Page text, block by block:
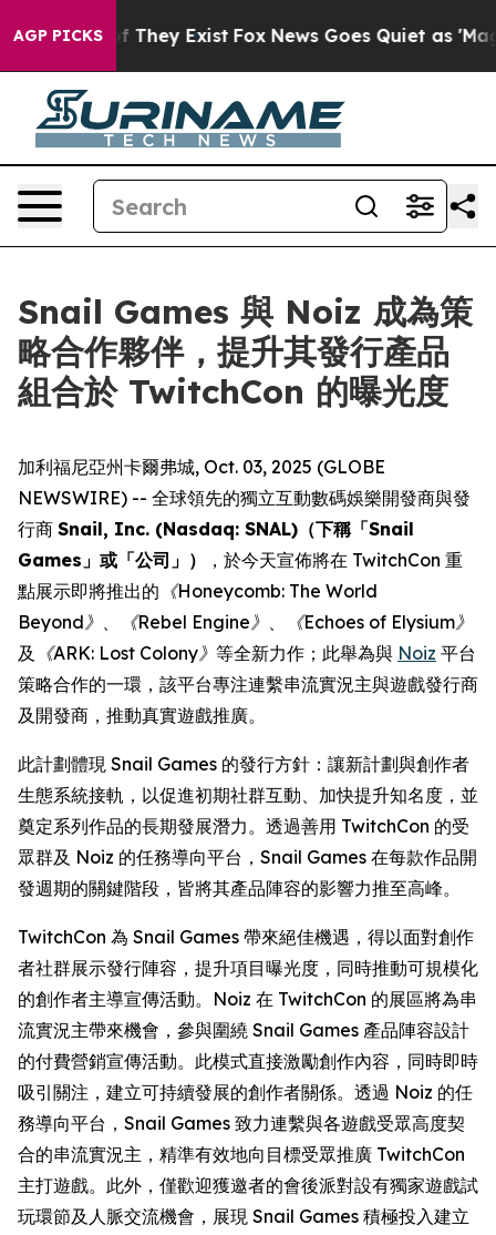
AGP PICKS
no Proof They Exist Fox News Goes Quiet as 'Maga
Snail Games 與 Noiz 成為策
略合作夥伴，提升其發行產品
組合於 TwitchCon 的曝光度
加利福尼亞州卡爾弗城, Oct. 03, 2025 (GLOBE
NEWSWIRE) -- 全球領先的獨立互動數碼娛樂開發商與發
行商 Snail, Inc. (Nasdaq: SNAL)（下稱「Snail
Games」或「公司」）
，於今天宣佈將在 TwitchCon 重
點展示即將推出的 《Honeycomb: The World
Beyond》 、 《Rebel Engine》 、
《Echoes of Elysium》
及
《ARK: Lost Colony》 等全新力作；此舉為與 Noiz 平台
策略合作的一環，該平台專注連繫串流實況主與遊戲發行商
及開發商，推動真實遊戲推廣。
此計劃體現 Snail Games 的發行方針：讓新計劃與創作者
生態系統接軌，以促進初期社群互動、加快提升知名度，並
奠定系列作品的長期發展潛力。透過善用 TwitchCon 的受
眾群及 Noiz 的任務導向平台，Snail Games 在每款作品開
發週期的關鍵階段，皆將其產品陣容的影響力推至高峰。
TwitchCon 為 Snail Games 帶來絕佳機遇，得以面對創作
者社群展示發行陣容，提升項目曝光度，同時推動可規模化
的創作者主導宣傳活動。Noiz 在 TwitchCon 的展區將為串
流實況主帶來機會，參與圍繞 Snail Games 產品陣容設計
的付費營銷宣傳活動。此模式直接激勵創作內容，同時即時
吸引關注，建立可持續發展的創作者關係。透過 Noiz 的任
務導向平台，Snail Games 致力連繫與各遊戲受眾高度契
合的串流實況主，精準有效地向目標受眾推廣 TwitchCon
主打遊戲。此外，僅歡迎獲邀者的會後派對設有獨家遊戲試
玩環節及人脈交流機會，展現 Snail Games 積極投入建立